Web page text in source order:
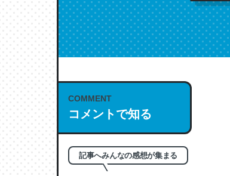
COMMENT
コメントで知る
記事へみんなの感想が集まる
これは名文。彼はとてもクレバーなん
もお勧め。自分はこの流れ好き。
─今のこの状況が信じられるかい？ by ラーズ